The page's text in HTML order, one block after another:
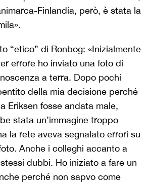
Finlandia, però, è stata la
“etico” di Ronbog: «Inizialmente
errore ho inviato una foto di
a terra. Dopo pochi
della mia decisione perché
Eriksen fosse andata male,
stata un’immagine troppo
la rete aveva segnalato errori su
Anche i colleghi accanto a
dubbi. Ho iniziato a fare un
perché non sapvo come